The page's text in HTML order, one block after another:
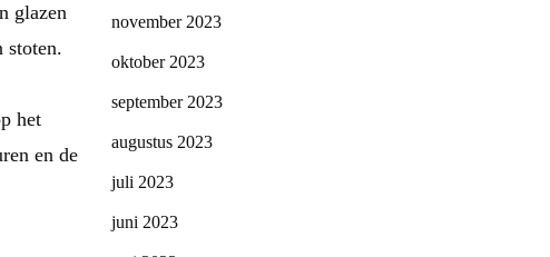
glazen
stoten.
het
en de
november 2023
oktober 2023
september 2023
augustus 2023
juli 2023
juni 2023